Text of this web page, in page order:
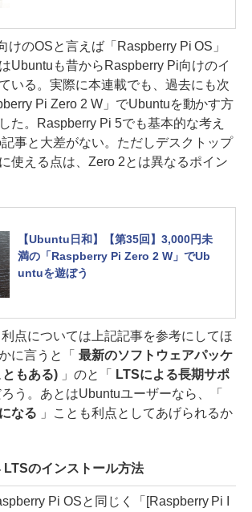
のOSと言えば「Raspberry Pi OS」
Ubuntuも昔からRaspberry Pi向けのイ
いる。実際に本連載でも、過去にも次
Pi Zero 2 W」でUbuntuを動かす方
た。Raspberry Pi 5でも基本的な考え
事と大差がない。ただしデスクトップ
使える点は、Zero 2とは異なるポイン
【Ubuntu日和】【第35回】3,000円未
満の「Raspberry Pi Zero 2 W」でUb
untuを遊ぼう
点については上記記事を参考にしてほ
に言うと「 最新のソフトウェアパッケ
もある) 」のと「
LTSによる長期サポ
ろう。あとはUbuntuユーザーなら、「
なる
」ことも利点としてあげられるか
のインストール方法
Pi OSと同じく「[Raspberry Pi I